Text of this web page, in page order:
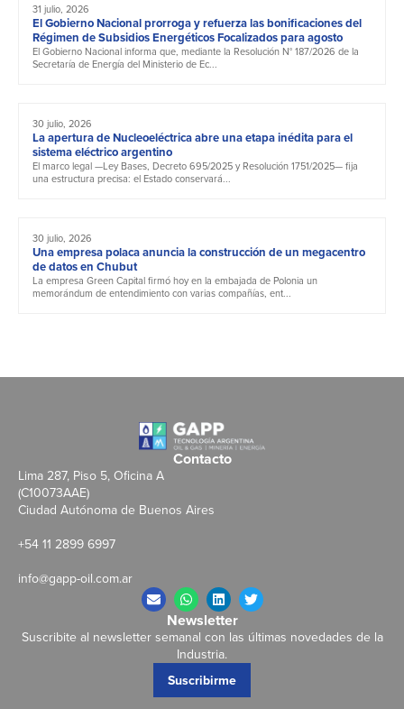
31 julio, 2026
El Gobierno Nacional prorroga y refuerza las bonificaciones del
Régimen de Subsidios Energéticos Focalizados para agosto
El Gobierno Nacional informa que, mediante la Resolución N° 187/2026 de la
Secretaría de Energía del Ministerio de Ec...
30 julio, 2026
La apertura de Nucleoeléctrica abre una etapa inédita para el
sistema eléctrico argentino
El marco legal —Ley Bases, Decreto 695/2025 y Resolución 1751/2025— fija
una estructura precisa: el Estado conservará...
30 julio, 2026
Una empresa polaca anuncia la construcción de un megacentro
de datos en Chubut
La empresa Green Capital firmó hoy en la embajada de Polonia un
memorándum de entendimiento con varias compañías, ent...
Contacto
Lima 287, Piso 5, Oficina A
(C10073AAE)
Ciudad Autónoma de Buenos Aires
+54 11 2899 6997
info@gapp-oil.com.ar
Newsletter
Suscribite al newsletter semanal con las últimas novedades de la
Industria.
Suscribirme